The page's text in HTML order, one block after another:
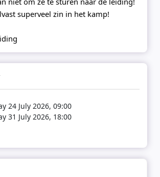
superveel zin in het kamp!
24 July 2026, 09:00
31 July 2026, 18:00